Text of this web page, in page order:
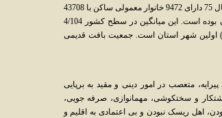
یافته است (شهر احمدآباد در حدود 4500 نفر جمعیت دارد). شهر اردکان در سال 75 دارای 9472 خانوار معمولی ساکن با 43708
نفر جمعیت بوده و نسبت جنسی شهر معادل 107 مرد در مقابل هر 100 زن بوده است. این میانگین در سطح کشور 4/104
شهر استان است. جمعیت بافت قدیمی
متعصب در امور دینی و مقید به برپایی
و سختکوشی، مهمانوازی، صرفه جویی،
اهل ریسک نبودن و بی اعتمادی به اقلیم و